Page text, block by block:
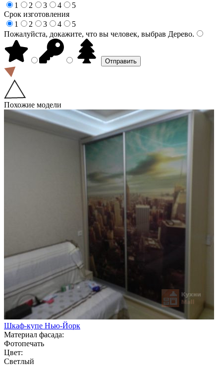
1
2 3 4
5
Срок изготовления
1
2 3 4
5
Пожалуйста, докажите, что вы человек, выбрав Дерево.
Похожие модели
Шкаф-купе Нью-Йорк
Материал фасада:
Фотопечать
Цвет:
Светлый